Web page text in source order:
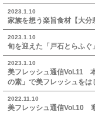
2023.1.10
家族を想う楽旨食材【大分
2023.1.10
旬を迎えた「戸石とらふぐ
2023.1.10
美フレッシュ通信Vol.11
の素」で美フレッシュをは
2022.11.10
美フレッシュ通信Vol.10